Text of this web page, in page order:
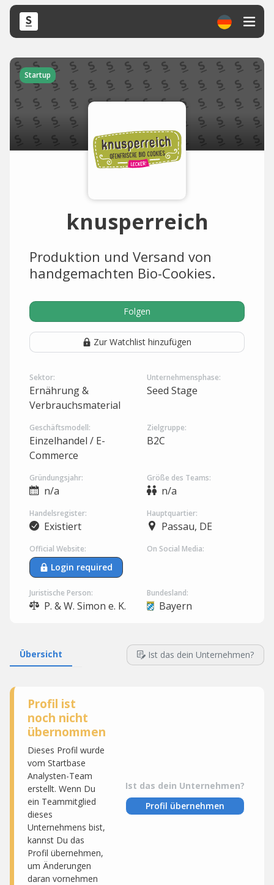
Startup
knusperreich
Produktion und Versand von
handgemachten Bio-Cookies.
Folgen
Zur Watchlist hinzufügen
Sektor:
Ernährung &
Verbrauchsmaterial
Unternehmensphase:
Seed Stage
Geschäftsmodell:
Einzelhandel / E-
Commerce
Zielgruppe:
B2C
Gründungsjahr:
n/a
Größe des Teams:
n/a
Handelsregister:
Existiert
Hauptquartier:
Passau, DE
Official Website:
Login required
On Social Media:
Juristische Person:
P. & W. Simon e. K.
Bundesland:
Bayern
Übersicht Ist das dein Unternehmen?
Profil ist
noch nicht
übernommen
Dieses Profil wurde
vom Startbase
Analysten-Team
erstellt. Wenn Du
ein Teammitglied
dieses
Unternehmens bist,
kannst Du das
Profil übernehmen,
um Änderungen
daran vornehmen
Ist das dein Unternehmen?
Profil übernehmen